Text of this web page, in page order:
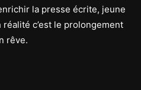
la presse écrite, jeune
c’est le prolongement
rêve.